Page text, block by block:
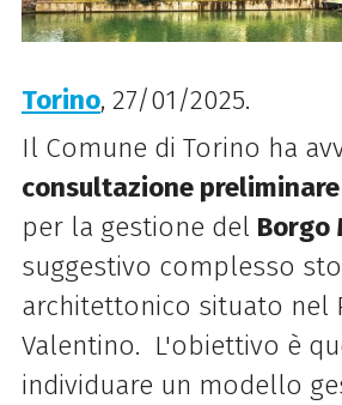
Torino, 27/01/2025.
Il Comune di Torino ha
consultazione
per la gestione del Borgo
suggestivo complesso
architettonico situato nel
Valentino. L'obiettivo è
individuare un modello